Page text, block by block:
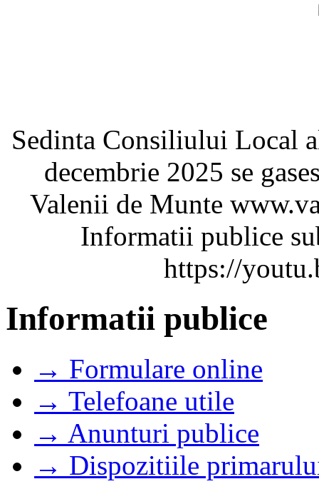
Sedinta Consiliului Local
decembrie 2025 se
Valenii de Munte
Informatii publice
https://
Informatii publice
→ Formulare online
→ Telefoane utile
→ Anunturi publice
→ Dispozitiile